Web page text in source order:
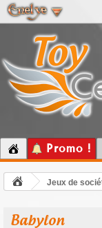
Promo !
Jeux de
Babylon